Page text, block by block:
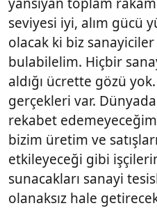
seviyesi iyi, alım gücü
olacak ki biz
bulabilelim. Hiçbir
aldığı ücrette gözü
gerçekleri var.
rekabet
bizim üretim ve
etkileyeceği gibi
sunacakları sanayi
olanaksız hale